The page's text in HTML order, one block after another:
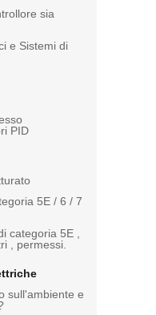
sia
e Sistemi di
PID
5E / 6 / 7
categoria 5E ,
, permessi.
sull'ambiente e